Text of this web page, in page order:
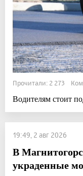
Прочитали: 2 273
Водителям стоит
19:49, 2 авг 2026
В
украденные